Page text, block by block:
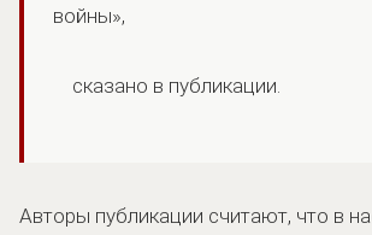
войны»,
сказано в публикации.
Авторы публикации считают, что в